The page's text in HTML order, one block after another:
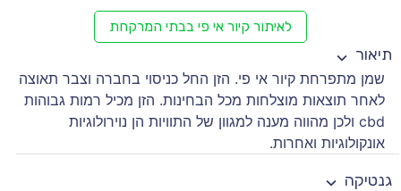
לאיתור קיור אי פי בבתי המרקחת
תיאור
שמן מתפרחת קיור אי פי. הזן החל כניסוי בחברה וצבר תאוצה
לאחר תוצאות מוצלחות מכל הבחינות. הזן מכיל רמות גבוהות
cbd ולכן מהווה מענה למגוון של התוויות הן נוירולוגיות
אונקולוגיות ואחרות.
גנטיקה